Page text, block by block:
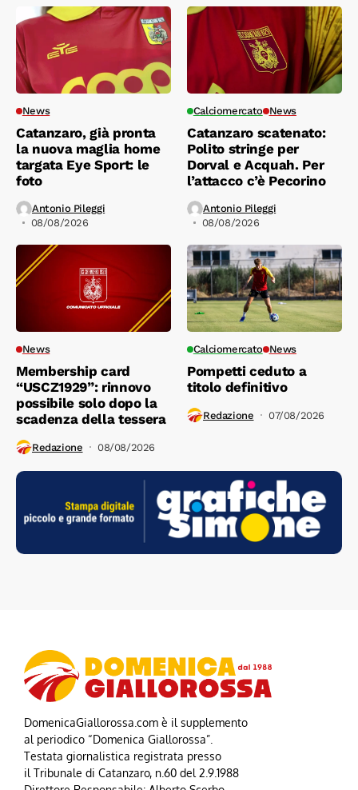
News
Catanzaro, già pronta
la nuova maglia home
targata Eye Sport: le
foto
Antonio Pileggi
08/08/2026
Calciomercato News
Catanzaro scatenato:
Polito stringe per
Dorval e Acquah. Per
l’attacco c’è Pecorino
Antonio Pileggi
08/08/2026
News
Membership card
“USCZ1929”: rinnovo
possibile solo dopo la
scadenza della tessera
Redazione 08/08/2026
Calciomercato News
Pompetti ceduto a
titolo definitivo
Redazione 07/08/2026
DomenicaGiallorossa.com è il supplemento
al periodico “Domenica Giallorossa”.
Testata giornalistica registrata presso
il Tribunale di Catanzaro, n.60 del 2.9.1988